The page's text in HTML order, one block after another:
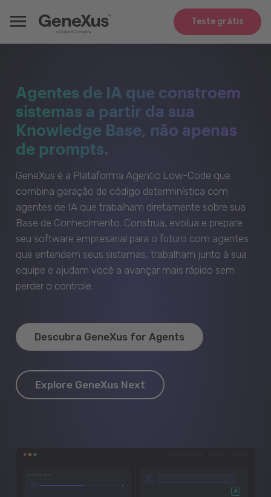
Teste grátis
Agentes de IA que constroem
sistemas a partir da sua
Knowledge Base, não apenas
de prompts.
GeneXus é a Plataforma Agentic Low-Code que
combina geração de código determinística com
agentes de IA que trabalham diretamente sobre sua
Base de Conhecimento. Construa, evolua e prepare
seu software empresarial para o futuro com agentes
que entendem seus sistemas, trabalham junto à sua
equipe e ajudam você a avançar mais rápido sem
perder o controle.
Descubra GeneXus for Agents
Explore GeneXus Next